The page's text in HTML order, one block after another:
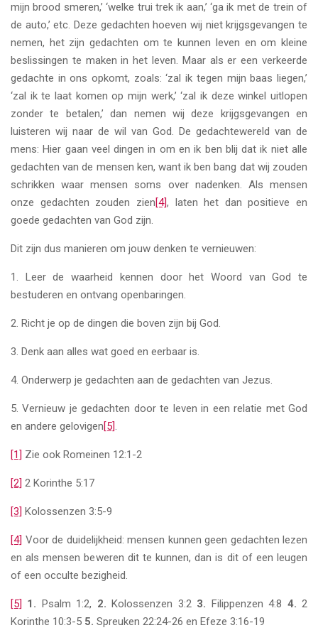
mijn brood smeren,’ ‘welke trui trek ik aan,’ ‘ga ik met de trein of
de auto,’ etc. Deze gedachten hoeven wij niet krijgsgevangen te
nemen, het zijn gedachten om te kunnen leven en om kleine
beslissingen te maken in het leven. Maar als er een verkeerde
gedachte in ons opkomt, zoals: ‘zal ik tegen mijn baas liegen,’
‘zal ik te laat komen op mijn werk,’ ‘zal ik deze winkel uitlopen
zonder te betalen,’ dan nemen wij deze krijgsgevangen en
luisteren wij naar de wil van God. De gedachtewereld van de
mens: Hier gaan veel dingen in om en ik ben blij dat ik niet alle
gedachten van de mensen ken, want ik ben bang dat wij zouden
schrikken waar mensen soms over nadenken. Als mensen
onze gedachten zouden zien[4], laten het dan positieve en
goede gedachten van God zijn.
Dit zijn dus manieren om jouw denken te vernieuwen:
1. Leer de waarheid kennen door het Woord van God te
bestuderen en ontvang openbaringen.
2. Richt je op de dingen die boven zijn bij God.
3. Denk aan alles wat goed en eerbaar is.
4. Onderwerp je gedachten aan de gedachten van Jezus.
5. Vernieuw je gedachten door te leven in een relatie met God
en andere gelovigen[5].
[1] Zie ook Romeinen 12:1-2
[2] 2 Korinthe 5:17
[3] Kolossenzen 3:5-9
[4] Voor de duidelijkheid: mensen kunnen geen gedachten lezen
en als mensen beweren dit te kunnen, dan is dit of een leugen
of een occulte bezigheid.
[5] 1. Psalm 1:2, 2. Kolossenzen 3:2 3. Filippenzen 4:8 4.2
Korinthe 10:3-5 5. Spreuken 22:24-26 en Efeze 3:16-19